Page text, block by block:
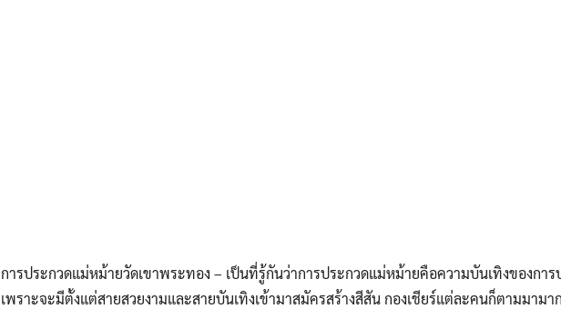
การประกวดแม่หม้ายวัดเขาพระทอง – เป็นที่รู้กันว่าการประกวดแม่หม้ายคือความบันเทิงของการ
เพราะจะมีตั้งแต่สายสวยงามและสายบันเทิงเข้ามาสมัครสร้างสีสัน กองเชียร์แต่ละคนก็ตามมาม